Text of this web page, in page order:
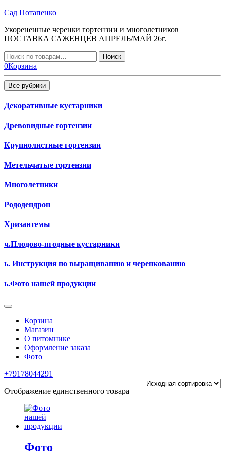
Перейти
содержимому
Сад Потапенко
Укорененные черенки гортензии и многолетников
ПОСТАВКА САЖЕНЦЕВ АПРЕЛЬ/МАЙ 26г.
Искать:
Поиск
0Корзина
Все рубрики
Декоративные кустарники
Древовидные гортензии
Крупнолистные гортензии
Метельчатые гортензии
Многолетники
Рододендрон
Хризантемы
ч.Плодово-ягодные кустарники
ь. Инструкция по выращиванию и черенкованию
ь.Фото нашей продукции
Корзина
Магазин
О питомнике
Оформление заказа
Фото
+79178044291
Отображение единственного товара
Фото